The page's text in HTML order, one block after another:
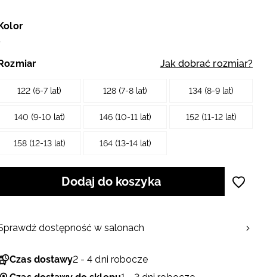
Jak dobrać rozmiar?
122 (6-7 lat) 128 (7-8 lat) 134 (8-9 lat)
140 (9-10 lat) 146 (10-11 lat) 152 (11-12 lat)
158 (12-13 lat) 164 (13-14 lat)
Dodaj do koszyka
Czas dostawy2 - 4 dni robocze
dostępność w salonach